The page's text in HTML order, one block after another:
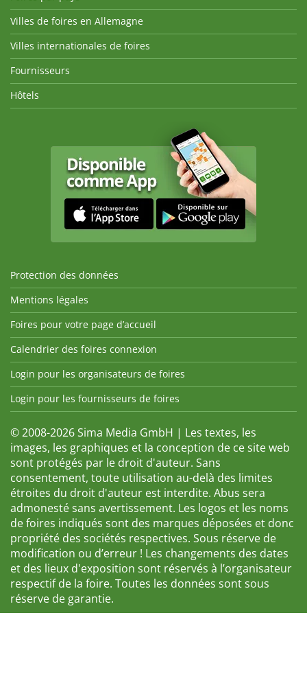
Villes de foires en Allemagne
Villes internationales de foires
Fournisseurs
Hôtels
Protection des données
Mentions légales
Foires pour votre page d’accueil
Calendrier des foires connexion
Login pour les organisateurs de foires
Login pour les fournisseurs de foires
© 2008-2026 Sima Media GmbH | Les textes, les
images, les graphiques et la conception de ce site web
sont protégés par le droit d'auteur. Sans
consentement, toute utilisation au-delà des limites
étroites du droit d'auteur est interdite. Abus sera
admonesté sans avertissement. Les logos et les noms
de foires indiqués sont des marques déposées et donc
propriété des sociétés respectives. Sous réserve de
modification ou d’erreur ! Les changements des dates
et des lieux d'exposition sont réservés à l’organisateur
respectif de la foire. Toutes les données sont sous
réserve de garantie.